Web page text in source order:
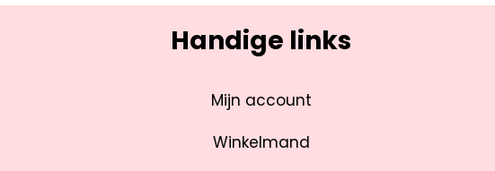
Handige links
Mijn account
Winkelmand